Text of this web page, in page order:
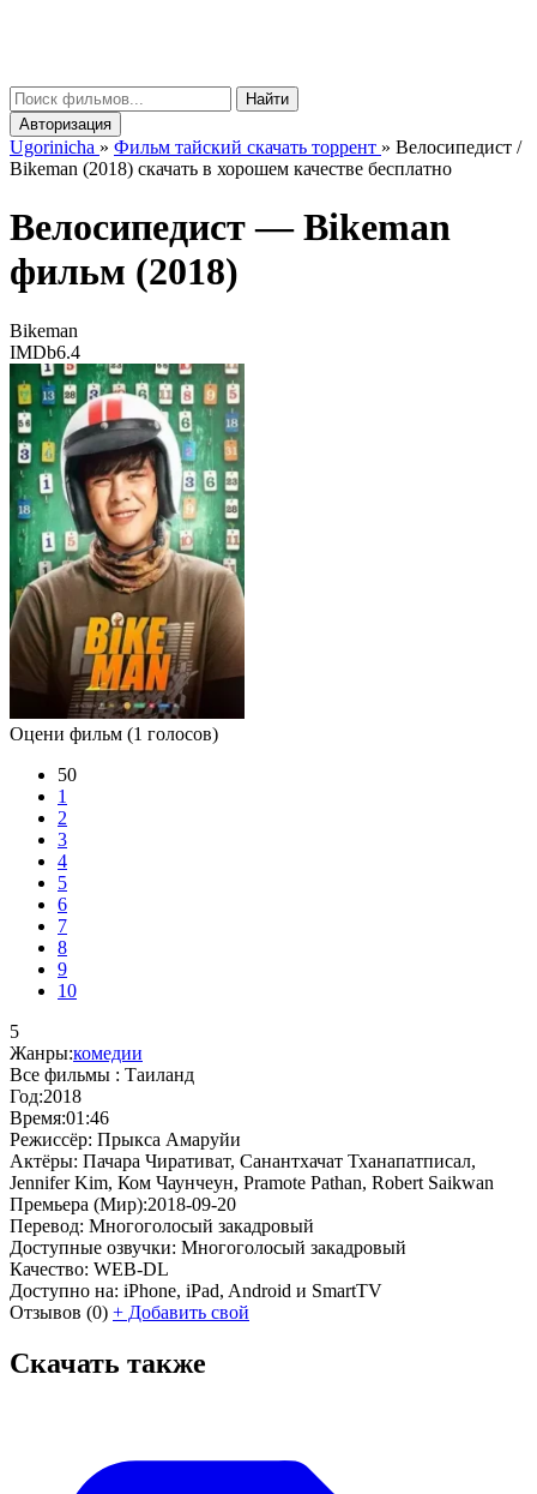
Найти
Авторизация
Ugorinicha » Фильм тайский скачать торрент » Велосипедист /
Bikeman (2018) скачать в хорошем качестве бесплатно
Велосипедист —Bikeman
фильм (2018)
Bikeman
IMDb6.4
Оцени фильм (1 голосов)
50
1
2
3
4
5
6
7
8
9
10
5
Жанры:комедии
Все фильмы : Таиланд
Год:2018
Время:01:46
Режиссёр: Прыкса Амаруйи
Актёры: Пачара Чиративат, Санантхачат Тханапатписал,
Jennifer Kim, Ком Чаунчеун, Pramote Pathan, Robert Saikwan
Премьера (Мир):2018-09-20
Перевод: Многоголосый закадровый
Доступные озвучки: Многоголосый закадровый
Качество: WEB-DL
Доступно на: iPhone, iPad, Android и SmartTV
Отзывов (0) + Добавить свой
Скачать также